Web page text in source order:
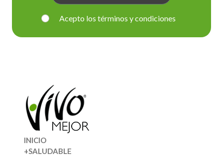
Acepto los términos y condiciones
INICIO
+SALUDABLE